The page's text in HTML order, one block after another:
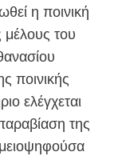
η ποινική
του
ποινικής
ελέγχεται
της